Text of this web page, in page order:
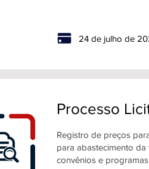
24 de julho de
Processo
Registro de preços
para abastecimento
convênios e